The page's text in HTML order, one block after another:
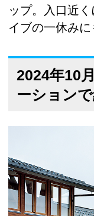
ップ。入口近
イブの一休みに
2024年10
ーション